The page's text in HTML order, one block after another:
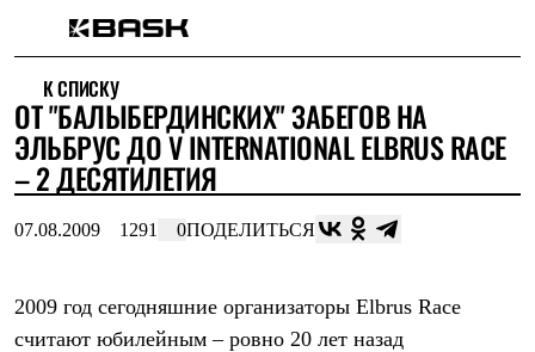
Интернет-магазин
Мужская одежда
Утепленная пухом
Куртки
Брюки
Комбинезоны
Штормовая одежда
Куртки
К СПИСКУ
ОТ "БАЛЫБЕРДИНСКИХ" ЗАБЕГОВ НА
ЭЛЬБРУС ДО V INTERNATIONAL ELBRUS RACE
– 2 ДЕСЯТИЛЕТИЯ
07.08.2009 1291 0ПОДЕЛИТЬСЯ
2009 год сегодняшние организаторы Elbrus Race
считают юбилейным – ровно 20 лет назад